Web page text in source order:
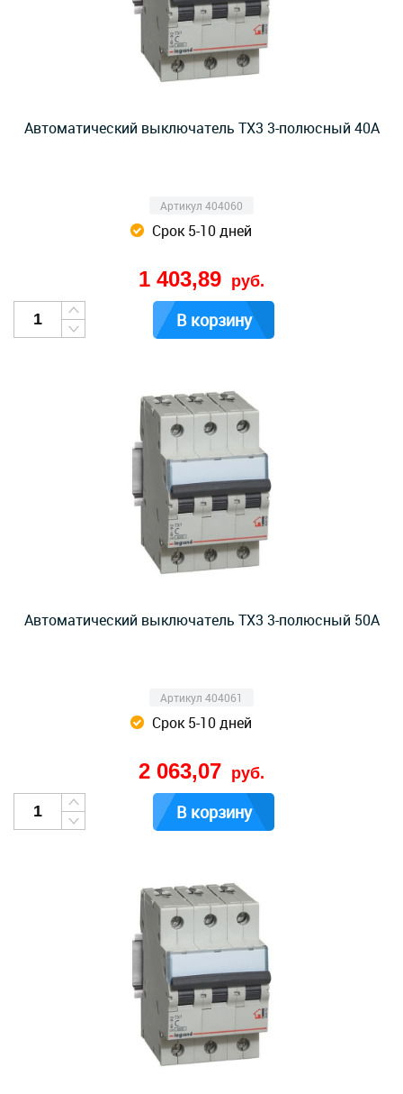
Автоматический выключатель TX3 3-полюсный 40А
Артикул 404060
Срок 5-10 дней
1 403,89 руб.
В корзину
Автоматический выключатель TX3 3-полюсный 50А
Артикул 404061
Срок 5-10 дней
2 063,07 руб.
В корзину